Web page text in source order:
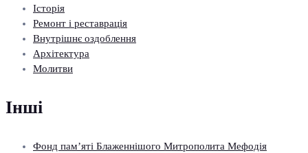
Історія
Ремонт і реставрація
Внутрішнє оздоблення
Архітектура
Молитви
Інші
Фонд пам’яті Блаженнішого Митрополита Мефодія